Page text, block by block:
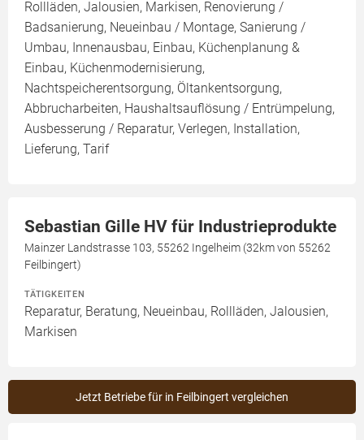
Rollläden, Jalousien, Markisen, Renovierung /
Badsanierung, Neueinbau / Montage, Sanierung /
Umbau, Innenausbau, Einbau, Küchenplanung &
Einbau, Küchenmodernisierung,
Nachtspeicherentsorgung, Öltankentsorgung,
Abbrucharbeiten, Haushaltsauflösung / Entrümpelung,
Ausbesserung / Reparatur, Verlegen, Installation,
Lieferung, Tarif
Sebastian Gille HV für Industrieprodukte
Mainzer Landstrasse 103, 55262 Ingelheim (32km von 55262
Feilbingert)
TÄTIGKEITEN
Reparatur, Beratung, Neueinbau, Rollläden, Jalousien,
Markisen
Jetzt Betriebe für in Feilbingert vergleichen